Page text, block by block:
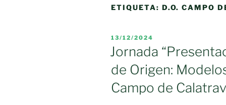
ETIQUETA: D.O. CAMPO
PUBLICADO
EL
13/12/2024
Jornada
de Origen:
Campo de